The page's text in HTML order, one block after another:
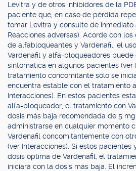
Levitra y de otros inhibidores de la
paciente que, en caso de pérdida
tomar Levitra y consulte de inmediato
Reacciones adversas). Acorde con
de alfabloqueantes y Vardenafil, el
Vardenafil y alfa-bloqueadores puede
sintomática en algunos pacientes (ver
tratamiento concomitante sólo se
encuentra estable con el tratamiento
Interacciones). En estos pacientes
alfa-bloqueador, el tratamiento con
dosis más baja recomendada de 5
administrarse en cualquier momento
Vardenafil concomitantemente con
(ver Interacciones). Si estos pacientes
dosis óptima de Vardenafil, el
iniciará con la dosis más baja. El